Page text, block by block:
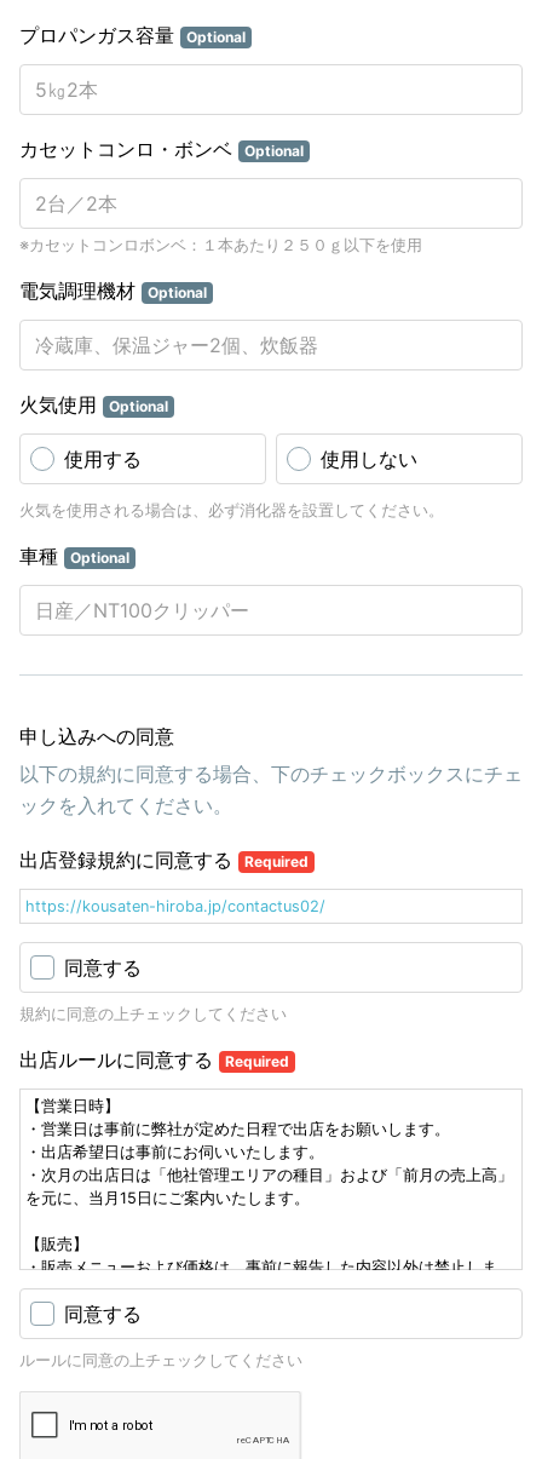
プロパンガス容量 Optional
カセットコンロ・ボンベ Optional
※カセットコンロボンベ：１本あたり２５０ｇ以下を使用
電気調理機材 Optional
火気使用 Optional
使用する 使用しない
火気を使用される場合は、必ず消化器を設置してください。
車種 Optional
申し込みへの同意
以下の規約に同意する場合、下のチェックボックスにチェ
ックを入れてください。
出店登録規約に同意する Required
https://kousaten-hiroba.jp/contactus02/
同意する
規約に同意の上チェックしてください
出店ルールに同意する Required
【営業日時】
・営業日は事前に弊社が定めた日程で出店をお願いします。
・出店希望日は事前にお伺いいたします。
・次月の出店日は「他社管理エリアの種目」および「前月の売上高」
を元に、当月15日にご案内いたします。
【販売】
・販売メニューおよび価格は、事前に報告した内容以外は禁止しま
す。
・使用食材のアレルギー表示を行ってください。
【運営】
ください。
同意する
ルールに同意の上チェックしてください